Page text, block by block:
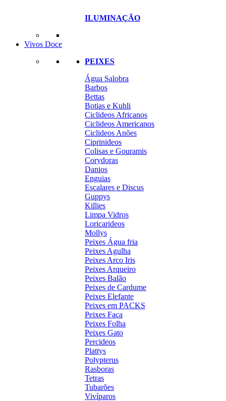
ILUMINAÇÃO
Vivos Doce
PEIXES
Água Salobra
Barbos
Bettas
Botias e Kuhli
Ciclideos Africanos
Ciclideos Americanos
Ciclideos Anões
Ciprinideos
Colisas e Gouramis
Corydoras
Danios
Enguias
Escalares e Discus
Guppys
Killies
Limpa Vidros
Loricarideos
Mollys
Peixes Água fria
Peixes Agulha
Peixes Arco Iris
Peixes Arqueiro
Peixes Balão
Peixes de Cardume
Peixes Elefante
Peixes em PACKS
Peixes Faca
Peixes Folha
Peixes Gato
Percideos
Plattys
Polypterus
Rasboras
Tetras
Tubarões
Vivíparos